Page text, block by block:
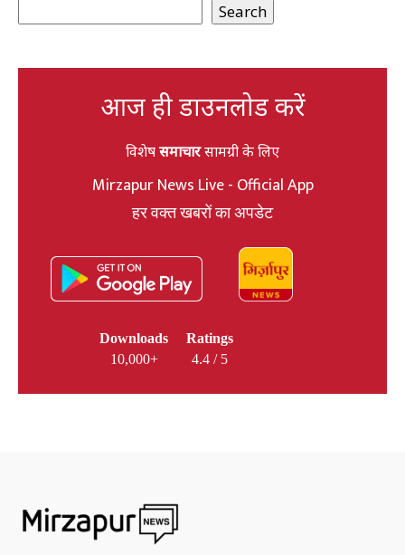
Search
आज ही डाउनलोड करें
विशेषसमाचारसामग्री के लिए
Mirzapur News Live - Official App
हर वक्त खबरों का अपडेट
Downloads
10,000+
Ratings
4.4 / 5